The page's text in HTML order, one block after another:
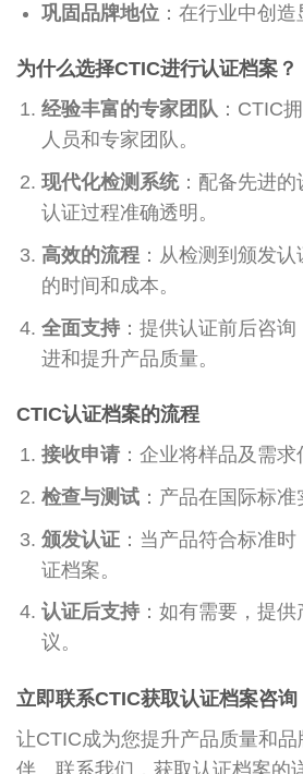
巩固品牌地位 ：在行业中创造
为什么选择CTIC进行认证档案？
经验丰富的专家团队 ：CTIC
人员和专家团队。
现代化检测系统：配备先进的
认证过程准确透明。
高效的流程 ：从检测到颁发
的时间和成本。
全面支持：提供认证前后咨
进和提升产品质量。
CTIC认证档案的流程
接收申请 ：企业将样品及需求
检查与测试 ：产品在国际标准
颁发认证 ：当产品符合标准
证档案。
认证后支持：如有需要，提
议。
立即联系CTIC获取认证档案咨询
让CTIC成为您提升产品质量和品
伴。联系我们，获取认证档案的